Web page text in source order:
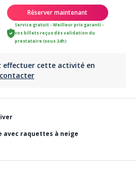
Réserver maintenant
Service gratuit - Meilleur prix garanti -
vos billets reçus dès validation du
prestataire (sous 24h)
effectuer cette activité en
avec raquettes à neige